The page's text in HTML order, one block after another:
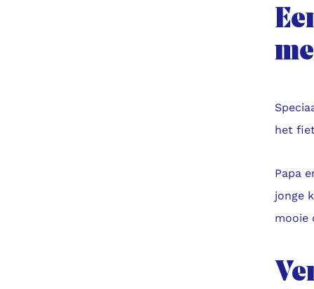
het
Papa
jonge
mooie